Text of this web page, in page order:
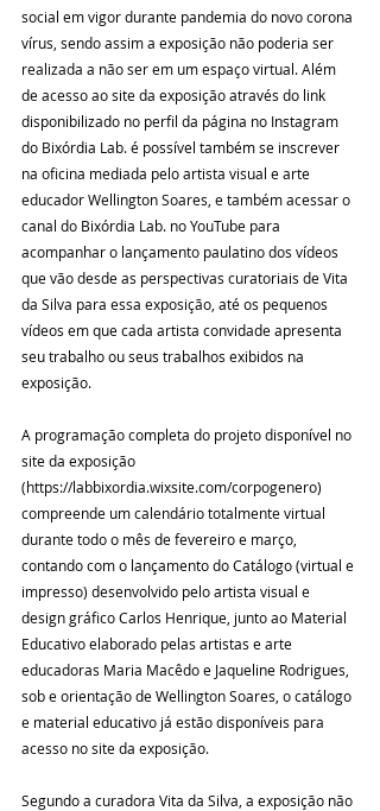
social em vigor durante pandemia do novo corona
vírus, sendo assim a exposição não poderia ser
realizada a não ser em um espaço virtual. Além
de acesso ao site da exposição através do link
disponibilizado no perfil da página no Instagram
do Bixórdia Lab. é possível também se inscrever
na oficina mediada pelo artista visual e arte
educador Wellington Soares, e também acessar o
canal do Bixórdia Lab. no YouTube para
acompanhar o lançamento paulatino dos vídeos
que vão desde as perspectivas curatoriais de Vita
da Silva para essa exposição, até os pequenos
vídeos em que cada artista convidade apresenta
seu trabalho ou seus trabalhos exibidos na
exposição.
A programação completa do projeto disponível no
site da exposição
(https://labbixordia.wixsite.com/corpogenero)
compreende um calendário totalmente virtual
durante todo o mês de fevereiro e março,
contando com o lançamento do Catálogo (virtual e
impresso) desenvolvido pelo artista visual e
design gráfico Carlos Henrique, junto ao Material
Educativo elaborado pelas artistas e arte
educadoras Maria Macêdo e Jaqueline Rodrigues,
sob e orientação de Wellington Soares, o catálogo
e material educativo já estão disponíveis para
acesso no site da exposição.
Segundo a curadora Vita da Silva, a exposição não